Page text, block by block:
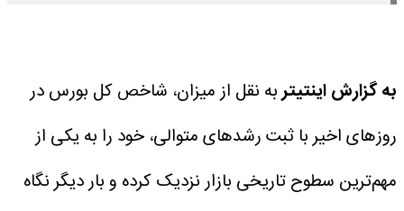
به گزارش اینتیتربه نقل از میزان، شاخص کل بورس در
روزهای اخیر با ثبت رشدهای متوالی، خود را به یکی از
مهم‌ترین سطوح تاریخی بازار نزدیک کرده و بار دیگر نگاه